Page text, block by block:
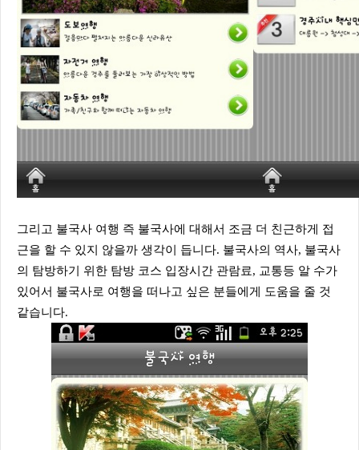
그리고 불국사 여행 즉 불국사에 대해서 조금 더 친근하게 접
근을 할 수 있지 않을까 생각이 듭니다. 불국사의 역사, 불국사
의 탐방하기 위한 탐방 코스 입장시간 관람료, 교통등 알 수가
있어서 불국사로 여행을 떠나고 싶은 분들에게 도움을 줄 것
같습니다.